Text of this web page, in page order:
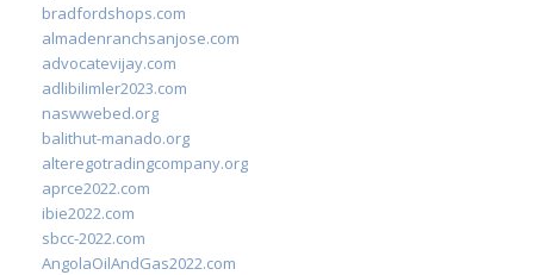
bradfordshops.com
almadenranchsanjose.com
advocatevijay.com
adlibilimler2023.com
naswwebed.org
balithut-manado.org
alteregotradingcompany.org
aprce2022.com
ibie2022.com
sbcc-2022.com
AngolaOilAndGas2022.com